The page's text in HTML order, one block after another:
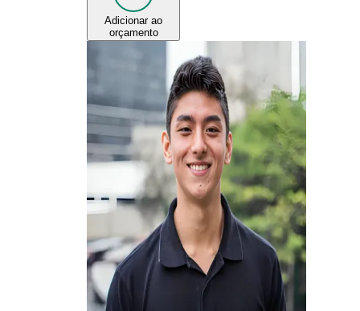
Adicionar ao
orçamento